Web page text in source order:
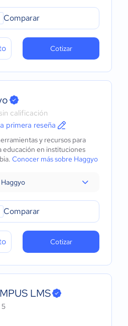
Comparar
Cotizar
calificación
primera reseña
y recursos para
educación en instituciones
Conocer más sobre Haggyo
Comparar
Cotizar
LMS